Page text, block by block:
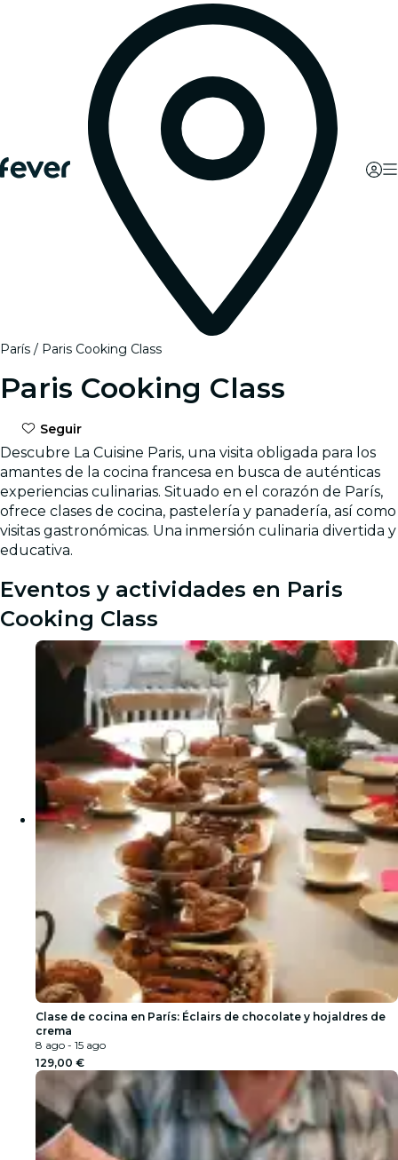
París Paris Cooking Class
Paris Cooking Class
Seguir
Descubre La Cuisine Paris, una visita obligada para los
amantes de la cocina francesa en busca de auténticas
experiencias culinarias. Situado en el corazón de París,
ofrece clases de cocina, pastelería y panadería, así como
visitas gastronómicas. Una inmersión culinaria divertida y
educativa.
Eventos y actividades en Paris
Cooking Class
Clase de cocina en París: Éclairs de chocolate y hojaldres de
crema
8 ago - 15 ago
129,00 €